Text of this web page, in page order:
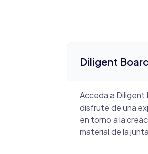
Diligent
Acceda a
disfrute de una
en torno a la
material de la